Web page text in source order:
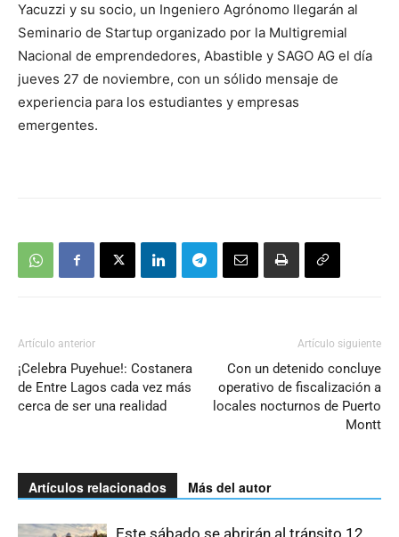
Yacuzzi y su socio, un Ingeniero Agrónomo llegarán al
Seminario de Startup organizado por la Multigremial
Nacional de emprendedores, Abastible y SAGO AG el día
jueves 27 de noviembre, con un sólido mensaje de
experiencia para los estudiantes y empresas
emergentes.
Artículo anterior
¡Celebra Puyehue!: Costanera
de Entre Lagos cada vez más
cerca de ser una realidad
Artículo siguiente
Con un detenido concluye
operativo de fiscalización a
locales nocturnos de Puerto
Montt
Artículos relacionados Más del autor